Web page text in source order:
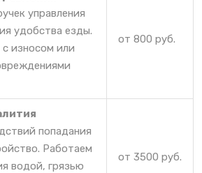
управления
удобства езды.
износом или
от 800 руб.
попадания
Работаем
водой, грязью
от 3500 руб.